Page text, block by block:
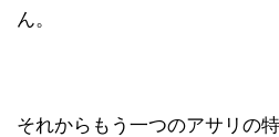
ん。
それからもう一つのアサリの